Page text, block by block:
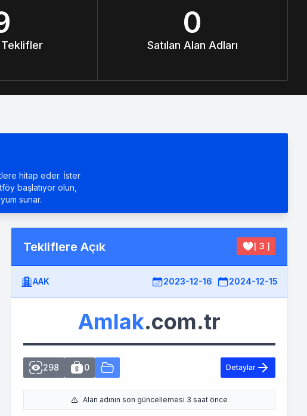
0
Satılan Alan Adları
hitap eder. İster
başlatıyor olun,
sunar.
Tekliflere Açık [ 3 ]
AAK 2023-12-16 2024-12-15
Amlak.com.tr
298 0 Detaylar
Alan adının son güncellemesi 3 saat önce